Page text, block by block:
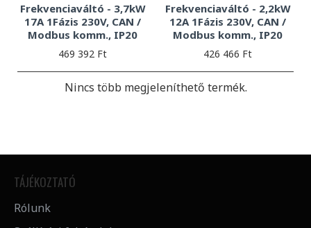
Frekvenciaváltó - 3,7kW
17A 1Fázis 230V, CAN /
Modbus komm., IP20
469 392 Ft
Frekvenciaváltó - 2,2kW
12A 1Fázis 230V, CAN /
Modbus komm., IP20
426 466 Ft
Nincs több megjeleníthető termék.
TÁJÉKOZTATÓ
Rólunk